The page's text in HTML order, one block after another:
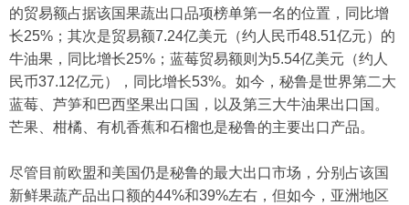
的贸易额占据该国果蔬出口品项榜单第一名的位置，同比增
长25%；其次是贸易额7.24亿美元（约人民币48.51亿元）的
牛油果，同比增长25%；蓝莓贸易额则为5.54亿美元（约人
民币37.12亿元），同比增长53%。如今，秘鲁是世界第二大
蓝莓、芦笋和巴西坚果出口国，以及第三大牛油果出口国。
芒果、柑橘、有机香蕉和石榴也是秘鲁的主要出口产品。
尽管目前欧盟和美国仍是秘鲁的最大出口市场，分别占该国
新鲜果蔬产品出口额的44%和39%左右，但如今，亚洲地区